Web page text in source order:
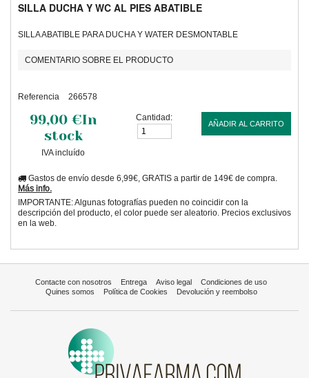
SILLA DUCHA Y WC AL PIES ABATIBLE
SILLA ABATIBLE PARA DUCHA Y WATER DESMONTABLE
COMENTARIO SOBRE EL PRODUCTO
Referencia 266578
99,00 €In
stock
IVA incluído
Cantidad:
AÑADIR AL CARRITO
Gastos de envío desde 6,99€, GRATIS a partir de 149€ de compra.
Más info.
IMPORTANTE: Algunas fotografías pueden no coincidir con la
descripción del producto, el color puede ser aleatorio. Precios exclusivos
en la web.
Contacte con nosotros Entrega Aviso legal
Condiciones de uso
Quines somos
Política de Cookies Devolución y reembolso